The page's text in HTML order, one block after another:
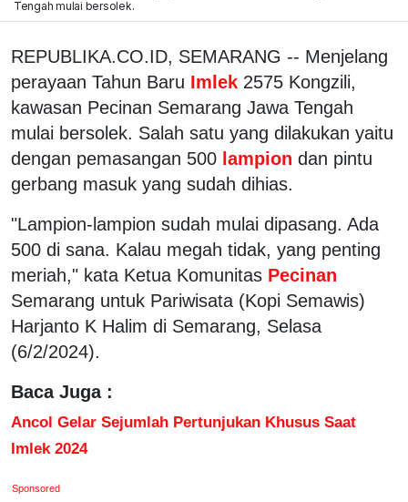
Tengah mulai bersolek.
REPUBLIKA.CO.ID, SEMARANG -- Menjelang
perayaan Tahun Baru Imlek 2575 Kongzili,
kawasan Pecinan Semarang Jawa Tengah
mulai bersolek. Salah satu yang dilakukan yaitu
dengan pemasangan 500 lampion dan pintu
gerbang masuk yang sudah dihias.
"Lampion-lampion sudah mulai dipasang. Ada
500 di sana. Kalau megah tidak, yang penting
meriah," kata Ketua Komunitas Pecinan
Semarang untuk Pariwisata (Kopi Semawis)
Harjanto K Halim di Semarang, Selasa
(6/2/2024).
Baca Juga :
Ancol Gelar Sejumlah Pertunjukan Khusus Saat
Imlek 2024
Sponsored